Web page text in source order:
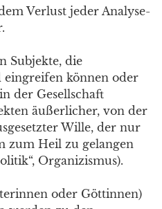
Verlust jeder Analyse-
Subjekte, die
eingreifen können oder
der Gesellschaft
äußerlicher, von der
Wille, der nur
zum Heil zu gelangen
Organizismus).
oder Göttinnen)